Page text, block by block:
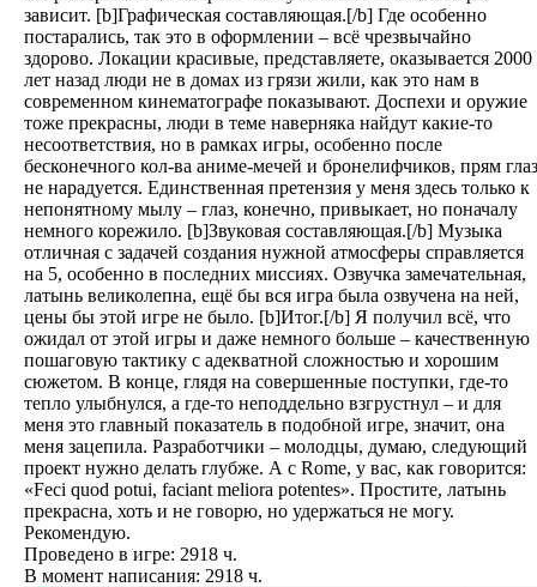
зависит. [b]Графическая составляющая.[/b] Где особенно
постарались, так это в оформлении – всё чрезвычайно
здорово. Локации красивые, представляете, оказывается 2000
лет назад люди не в домах из грязи жили, как это нам в
современном кинематографе показывают. Доспехи и оружие
тоже прекрасны, люди в теме наверняка найдут какие-то
несоответствия, но в рамках игры, особенно после
бесконечного кол-ва аниме-мечей и бронелифчиков, прям глаз
не нарадуется. Единственная претензия у меня здесь только к
непонятному мылу – глаз, конечно, привыкает, но поначалу
немного корежило. [b]Звуковая составляющая.[/b] Музыка
отличная с задачей создания нужной атмосферы справляется
на 5, особенно в последних миссиях. Озвучка замечательная,
латынь великолепна, ещё бы вся игра была озвучена на ней,
цены бы этой игре не было. [b]Итог.[/b] Я получил всё, что
ожидал от этой игры и даже немного больше – качественную
пошаговую тактику с адекватной сложностью и хорошим
сюжетом. В конце, глядя на совершенные поступки, где-то
тепло улыбнулся, а где-то неподдельно взгрустнул – и для
меня это главный показатель в подобной игре, значит, она
меня зацепила. Разработчики – молодцы, думаю, следующий
проект нужно делать глубже. А с Rome, у вас, как говорится:
«Feci quod potui, faciant meliora potentes». Простите, латынь
прекрасна, хоть и не говорю, но удержаться не могу.
Рекомендую.
Проведено в игре: 2918 ч.
В момент написания: 2918 ч.